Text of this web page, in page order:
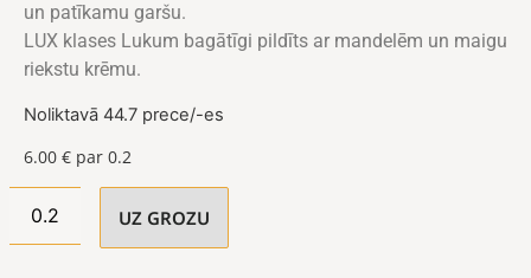
un patīkamu garšu.
LUX klases Lukum bagātīgi pildīts ar mandelēm un maigu
riekstu krēmu.
Noliktavā 44.7 prece/-es
6.00 € par 0.2
UZ GROZU